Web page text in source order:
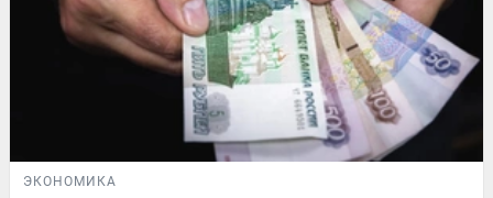
ЭКОНОМИКА